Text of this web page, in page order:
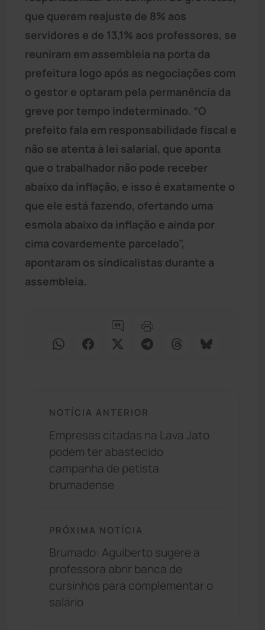
que querem reajuste de 8% aos
servidores e de 13,1% aos professores, se
reuniram em assembleia na porta da
prefeitura logo após as negociações com
o gestor e optaram pela permanência da
greve por tempo indeterminado. “O
prefeito fala em responsabilidade fiscal e
não se atenta à lei salarial, que aponta
que o trabalhador não pode receber
abaixo da inflação, e isso é exatamente o
que ele está fazendo, ofertando uma
esmola abaixo da inflação e ainda por
cima covardemente parcelado”,
apontaram os sindicalistas durante a
assembleia.
NOTÍCIA ANTERIOR
Empresas citadas na Lava Jato
podem ter abastecido
campanha de petista
brumadense
PRÓXIMA NOTÍCIA
Brumado: Aguiberto sugere a
professora abrir banca de
cursinhos para complementar o
salário